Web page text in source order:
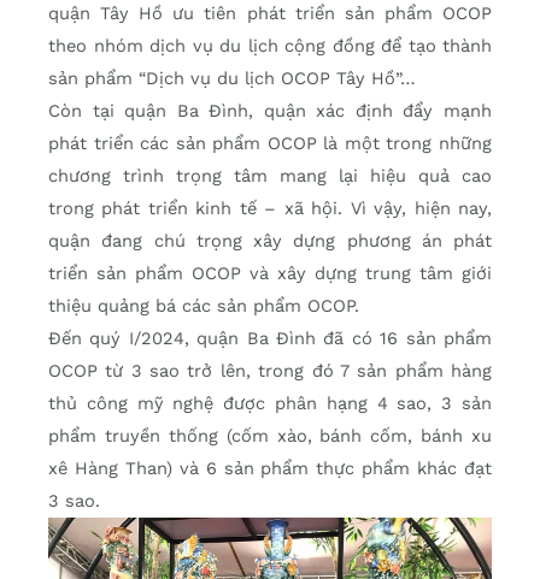
quận Tây Hồ ưu tiên phát triển sản phẩm OCOP
theo nhóm dịch vụ du lịch cộng đồng để tạo thành
sản phẩm “Dịch vụ du lịch OCOP Tây Hồ”…
Còn tại quận Ba Đình, quận xác định đẩy mạnh
phát triển các sản phẩm OCOP là một trong những
chương trình trọng tâm mang lại hiệu quả cao
trong phát triển kinh tế – xã hội. Vì vậy, hiện nay,
quận đang chú trọng xây dựng phương án phát
triển sản phẩm OCOP và xây dựng trung tâm giới
thiệu quảng bá các sản phẩm OCOP.
Đến quý I/2024, quận Ba Đình đã có 16 sản phẩm
OCOP từ 3 sao trở lên, trong đó 7 sản phẩm hàng
thủ công mỹ nghệ được phân hạng 4 sao, 3 sản
phẩm truyền thống (cốm xào, bánh cốm, bánh xu
xê Hàng Than) và 6 sản phẩm thực phẩm khác đạt
3 sao.